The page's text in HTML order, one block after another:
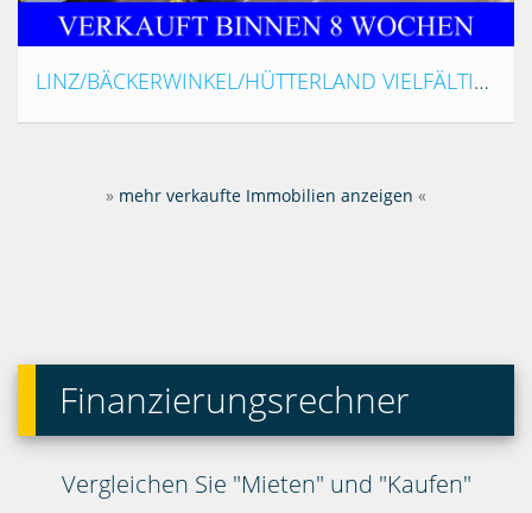
LINZ/BÄCKERWINKEL/HÜTTERLAND VIELFÄLTIGES POTENTIAL IN BESTER LAGE
» mehr verkaufte Immobilien anzeigen «
Finanzierungsrechner
Vergleichen Sie "Mieten" und "Kaufen"